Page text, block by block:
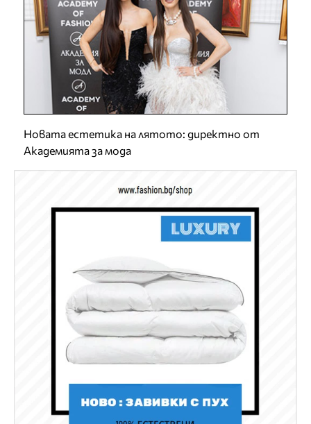
Новата естетика на лятото: директно от
Академията за мода